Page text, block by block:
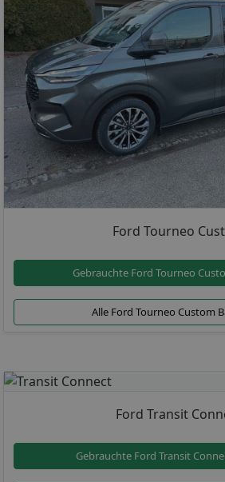
Ford Tourneo
Gebrauchte Ford Tourneo
Alle Ford Tourneo Custom
Ford Transit
Gebrauchte Ford Transit